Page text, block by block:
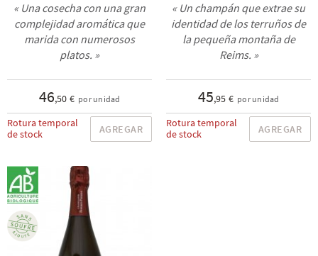
« Una cosecha con una gran
complejidad aromática que
marida con numerosos
platos. »
46,50 € por unidad
Rotura temporal
de stock
AGREGAR
« Un champán que extrae su
identidad de los terruños de
la pequeña montaña de
Reims. »
45,95 € por unidad
Rotura temporal
de stock
AGREGAR